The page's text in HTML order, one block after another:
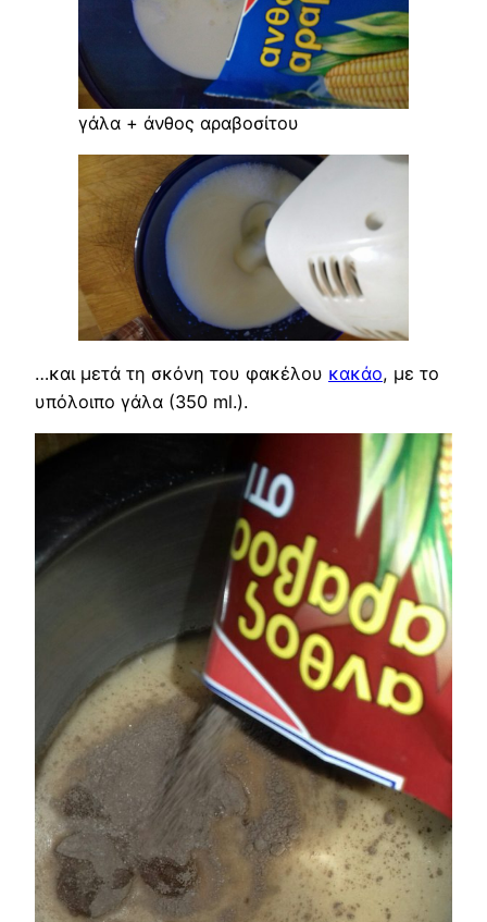
γάλα + άνθος αραβοσίτου
…και μετά τη σκόνη του φακέλου κακάο, με το
υπόλοιπο γάλα (350 ml.).